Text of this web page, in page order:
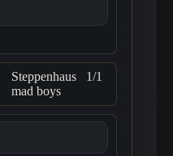
Steppenhaus
mad boys
1/1